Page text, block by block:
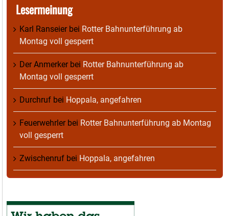
Lesermeinung
Karl Ranseierbei Rotter Bahnunterführung ab
Montag voll gesperrt
Der Anmerkerbei Rotter Bahnunterführung ab
Montag voll gesperrt
Durchruf bei Hoppala, angefahren
Feuerwehrlerbei Rotter Bahnunterführung ab Montag
voll gesperrt
Zwischenruf bei Hoppala, angefahren